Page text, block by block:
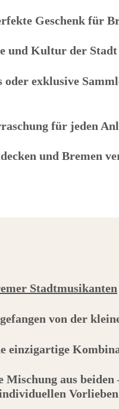
Geschenk für
Kultur der
exklusive
für jeden
und Bremen
Stadtmusikanten
von der
einzigartige
aus